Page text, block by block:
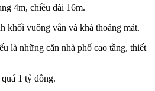
4m, chiều dài 16m.
khối vuông vắn và khá thoáng mát.
là những căn nhà phố cao tầng, thiết
1 tỷ đồng.